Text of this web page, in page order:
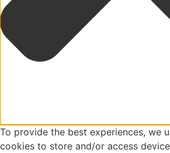
To provide the best experiences, we
cookies to store and/or access